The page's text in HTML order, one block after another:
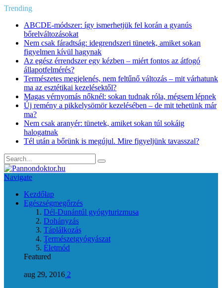
Trending
ABCDE‑módszer: így ismerhetjük fel korán a gyanús
bőrelváltozásokat
Nem csak fáradtság: idegrendszeri tünetek, amiket sokan
figyelmen kívül hagynak
Az egész érrendszer egy kézben – miért fontos az átfogó
állapotfelmérés?
Természetes megjelenés, nem feltűnő változás – mit várhatunk
ma az esztétikai kezelésektől?
Magas vérnyomás nőknél: sokan tudnak róla, mégsem lépnek
Új remény a pikkelysömör kezelésében – de mit tehetünk már
ma?
Nem csak aranyér: tünetek, amiket sokan túl sokáig
halogatnak
Tél után a bőrünk is megújul. Mire figyeljünk tavasszal?
Navigate
Kezdőlap
Egészségmegőrzés
Dél-Dunántúl gyógyturizmusa
Dohányzás
Táplálkozás
Természetgyógyászat
Életmód
Featured
aug 29, 2016 2